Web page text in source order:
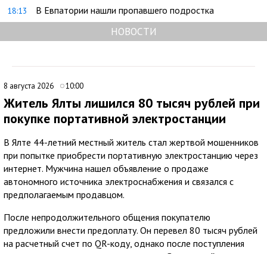
18:13 В Евпатории нашли пропавшего подростка
НОВОСТИ
8 августа 2026 10:00
Житель Ялты лишился 80 тысяч рублей при
покупке портативной электростанции
В Ялте 44-летний местный житель стал жертвой мошенников
при попытке приобрести портативную электростанцию через
интернет. Мужчина нашел объявление о продаже
автономного источника электроснабжения и связался с
предполагаемым продавцом.
После непродолжительного общения покупателю
предложили внести предоплату. Он перевел 80 тысяч рублей
на расчетный счет по QR-коду, однако после поступления